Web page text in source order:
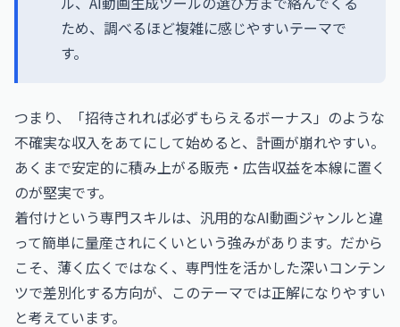
ため、調べるほど複雑に感じやすいテーマで
す。
つまり、「招待されれば必ずもらえるボーナス」のような
不確実な収入をあてにして始めると、計画が崩れやすい。
あくまで安定的に積み上がる販売・広告収益を本線に置く
のが堅実です。
着付けという専門スキルは、汎用的なAI動画ジャンルと違
って簡単に量産されにくいという強みがあります。だから
こそ、薄く広くではなく、専門性を活かした深いコンテン
ツで差別化する方向が、このテーマでは正解になりやすい
と考えています。